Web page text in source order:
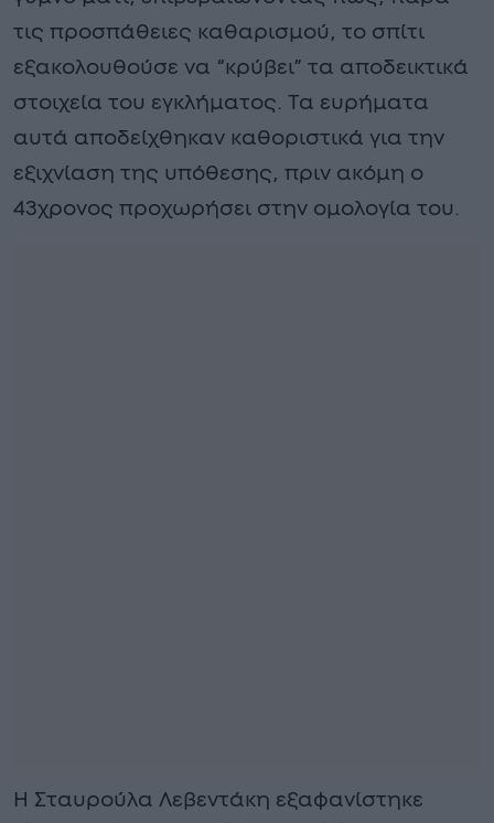
τις προσπάθειες καθαρισμού, το σπίτι
εξακολουθούσε να “κρύβει” τα αποδεικτικά
στοιχεία του εγκλήματος. Τα ευρήματα
αυτά αποδείχθηκαν καθοριστικά για την
εξιχνίαση της υπόθεσης, πριν ακόμη ο
43χρονος προχωρήσει στην ομολογία του.
Η Σταυρούλα Λεβεντάκη εξαφανίστηκε